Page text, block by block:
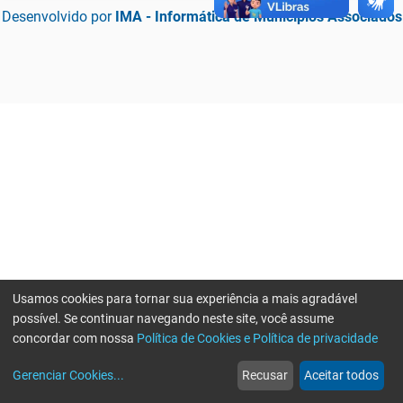
Desenvolvido por IMA - Informática de Municípios Associados
web
Notícias
more_horiz
Mais
Usamos cookies para tornar sua experiência a mais agradável
possível. Se continuar navegando neste site, você assume
concordar com nossa Política de Cookies e Política de privacidade
Gerenciar Cookies... Recusar Aceitar todos
Erro ao enviar informações, por favor tente novamente